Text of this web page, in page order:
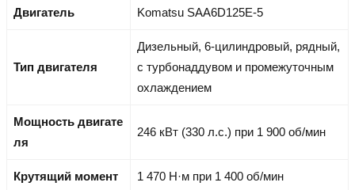
Двигатель Komatsu SAA6D125E-5
Тип двигателя
Дизельный, 6-цилиндровый, рядный,
с турбонаддувом и промежуточным
охлаждением
Мощность двигате
ля
246 кВт (330 л.с.) при 1 900 об/мин
Крутящий момент 1 470 Н·м при 1 400 об/мин